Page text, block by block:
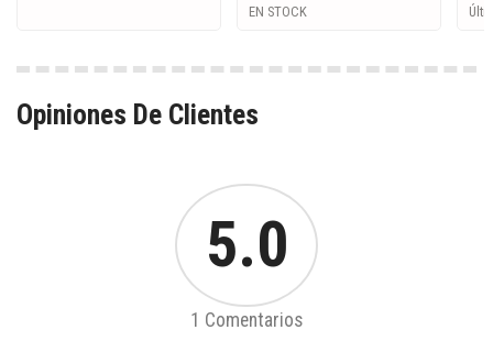
EN STOCK
Opiniones De Clientes
5.0
1 Comentarios